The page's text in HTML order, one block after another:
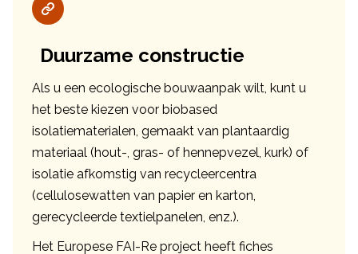
Duurzame constructie
Als u een ecologische bouwaanpak wilt, kunt u
het beste kiezen voor biobased
isolatiematerialen, gemaakt van plantaardig
materiaal (hout-, gras- of hennepvezel, kurk) of
isolatie afkomstig van recycleercentra
(cellulosewatten van papier en karton,
gerecycleerde textielpanelen, enz.).
Het Europese FAI-Re project heeft fiches